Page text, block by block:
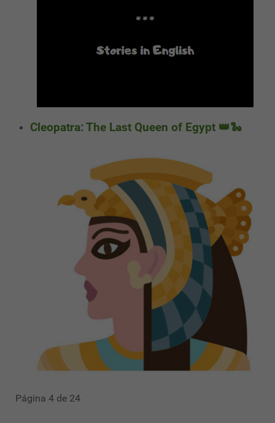
Cleopatra: The Last Queen of Egypt 👑🐍
Página 4 de 24